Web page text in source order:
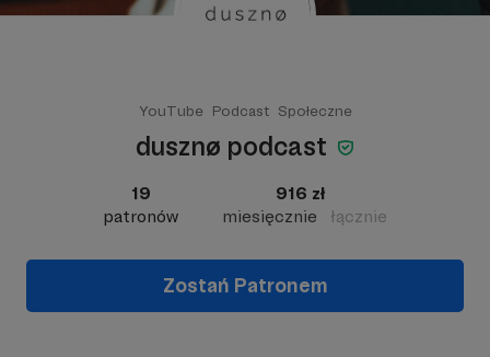
YouTube Podcast Społeczne
dusznø podcast
19
patronów
916 zł
miesięcznie
łącznie
Zostań Patronem